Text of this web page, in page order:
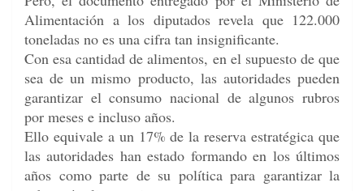
Alimentación a los diputados revela que 122.000
toneladas no es una cifra tan insignificante.
Con esa cantidad de alimentos, en el supuesto de que
sea de un mismo producto, las autoridades pueden
garantizar el consumo nacional de algunos rubros
por meses e incluso años.
Ello equivale a un 17% de la reserva estratégica que
las autoridades han estado formando en los últimos
años como parte de su política para garantizar la